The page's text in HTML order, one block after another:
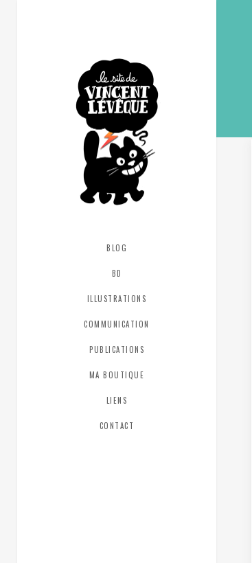
BLOG
BD
ILLUSTRATIONS
COMMUNICATION
PUBLICATIONS
MA BOUTIQUE
LIENS
CONTACT